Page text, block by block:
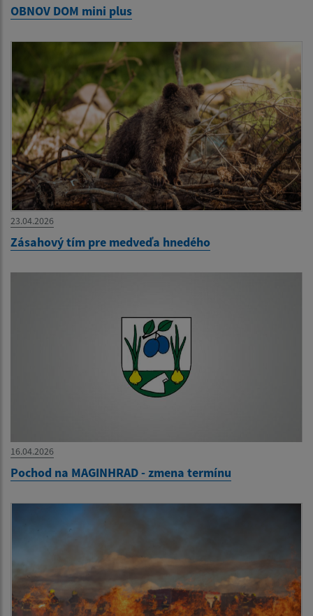
OBNOV DOM mini plus
23.04.2026
Zásahový tím pre medveďa hnedého
16.04.2026
Pochod na MAGINHRAD - zmena termínu